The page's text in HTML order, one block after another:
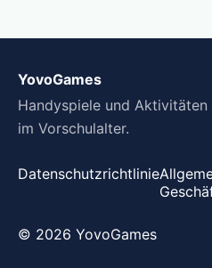
YovoGames
Handyspiele und
im Vorschulalter.
Datenschutzrichtlinie
© 2026 YovoGames